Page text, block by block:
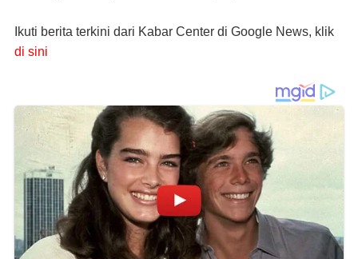
Ikuti berita terkini dari Kabar Center di Google News, klik
di sini